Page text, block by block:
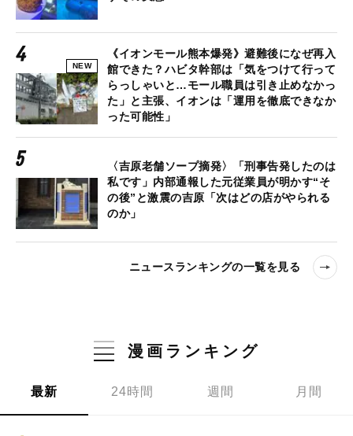
NEW
《イオンモール熊本爆発》避難後になぜ再入
館できた？ハビタ幹部は「気をつけて行って
らっしゃいと…モール職員は引き止めなかっ
た」と主張、イオンは「運用を徹底できなか
った可能性」
〈吉原老舗ソープ摘発〉「刑事告発したのは
私です」内部通報した元従業員が明かす“そ
の後”と激震の吉原「次はどの店がやられる
のか」
ニュースランキングの一覧を見る
漫画ランキング
最新 24時間 週間 月間